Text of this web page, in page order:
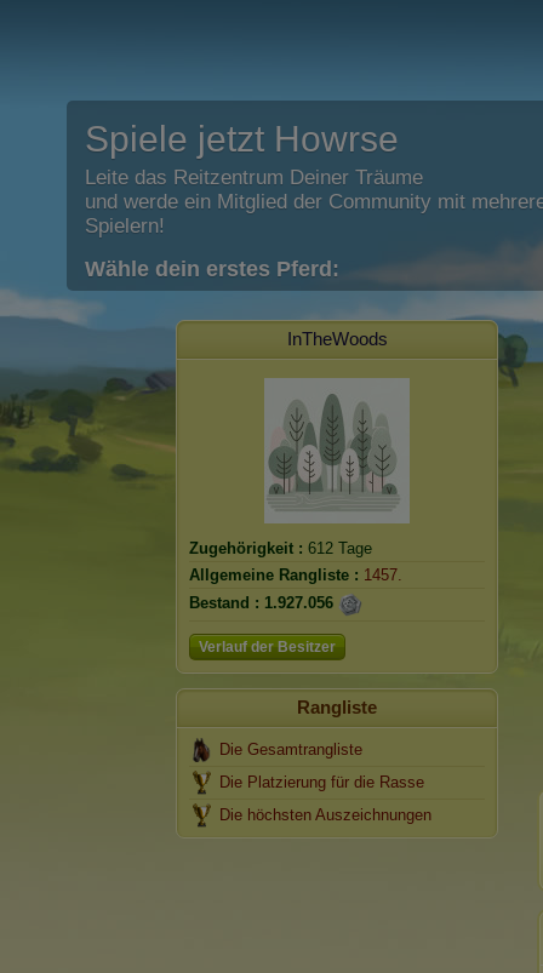
Spiele jetzt Howrse
Leite das Reitzentrum Deiner Träume
und werde ein Mitglied der Community mit
Spielern!
Wähle dein erstes Pferd:
InTheWoods
Zugehörigkeit : 612 Tage
Allgemeine Rangliste : 1457.
Bestand : 1.927.056
Verlauf der Besitzer
Rangliste
Die Gesamtrangliste
Die Platzierung für die Rasse
Die höchsten Auszeichnungen